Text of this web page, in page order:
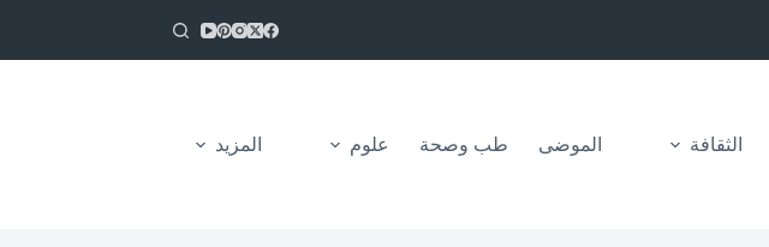
الثقافة الموضى طب وصحة علوم المزيد